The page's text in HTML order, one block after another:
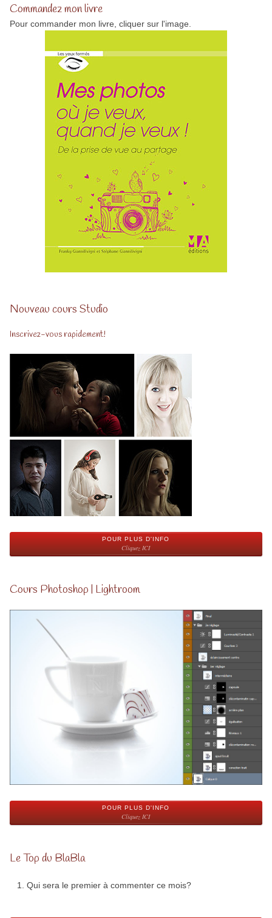
Commandez mon livre
Pour commander mon livre, cliquer sur l'image.
Nouveau cours Studio
Inscrivez-vous rapidement!
POUR PLUS D'INFO
Cliquez ICI
Cours Photoshop | Lightroom
POUR PLUS D'INFO
Cliquez ICI
Le Top du BlaBla
Qui sera le premier à commenter ce mois?